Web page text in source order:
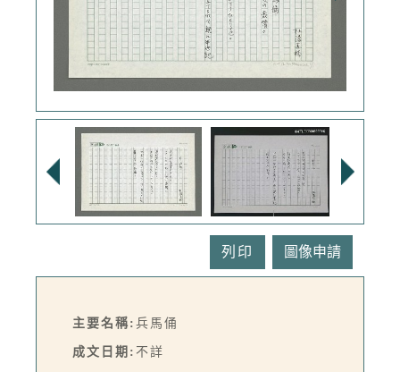
列印
主要名稱: 兵馬俑
成文日期: 不詳